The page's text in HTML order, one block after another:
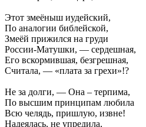
Этот змеёныш иудейский,
По аналогии библейской,
Змеёй прижился на груди
России-Матушки, — сердешная,
Его вскормившая, безгрешная,
Считала, — «плата за грехи»!?
Не за долги, — Она – терпима,
По высшим принципам любила
Всю челядь, пришлую, извне!
Надеялась, не упредила,